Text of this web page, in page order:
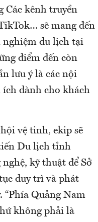
Các kênh truyền
sẽ mang đến
nghiệm du lịch tại
điểm đến còn
lưu ý là các nội
dành cho khách
vệ tinh, ekip sẽ
Du lịch tỉnh
kỹ thuật để Sở
duy trì và phát
“Phía Quảng Nam
không phải là